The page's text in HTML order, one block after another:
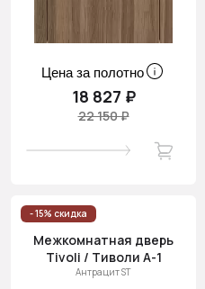
Цена за полотно
18 827 ₽
22 150 ₽
- 15% скидка
Межкомнатная дверь
Tivoli / Тиволи А-1
Антрацит ST